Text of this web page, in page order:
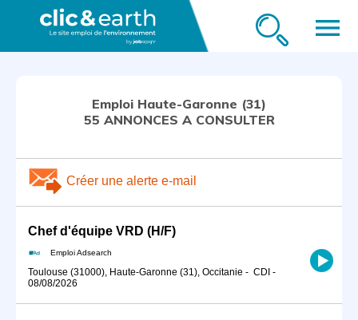
menu
Emploi Haute-Garonne (31)
55 ANNONCES A CONSULTER
Créer une alerte e-mail
Chef d'équipe VRD (H/F)
Emploi Adsearch
Toulouse (31000), Haute-Garonne (31), Occitanie - CDI -
08/08/2026